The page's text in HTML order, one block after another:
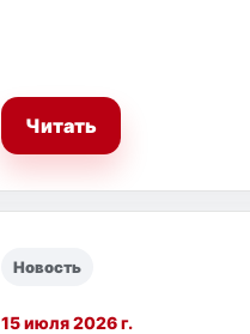
Читать
Новость
15 июля 2026 г.